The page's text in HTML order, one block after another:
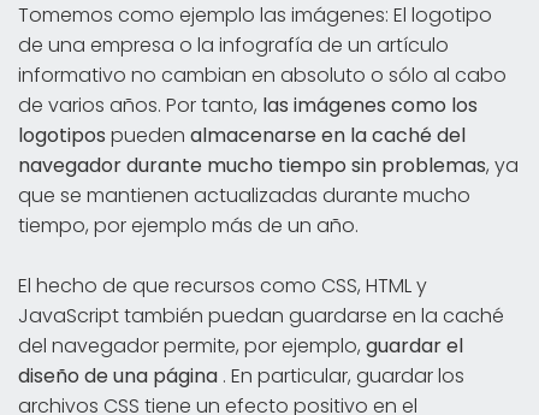
Tomemos como ejemplo las imágenes: El logotipo
de una empresa o la infografía de un artículo
informativo no cambian en absoluto o sólo al cabo
de varios años. Por tanto, las imágenes como los
logotipos pueden almacenarseen la caché del
navegador durante mucho tiempo sin problemas, ya
que se mantienen actualizadas durante mucho
tiempo, por ejemplo más de un año.
El hecho de que recursos como CSS, HTML y
JavaScript también puedan guardarse en la caché
del navegador permite, por ejemplo, guardar el
diseño de una página . En particular, guardar los
archivos CSS tiene un efecto positivo en el